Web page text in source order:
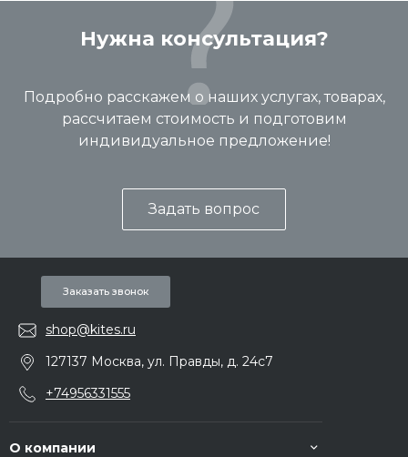
Нужна консультация?
Подробно расскажем о наших услугах, товарах,
рассчитаем стоимость и подготовим
индивидуальное предложение!
Задать вопрос
Заказать звонок
shop@kites.ru
127137 Москва, ул. Правды, д. 24с7
+74956331555
О компании